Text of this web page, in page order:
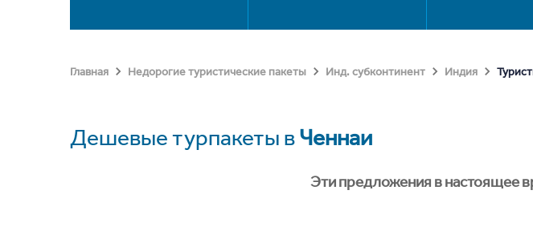
Главная Недорогие туристические пакеты Инд. субконтинент Индия
Дешевые турпакеты вЧеннаи
Эти предложения в настоящее